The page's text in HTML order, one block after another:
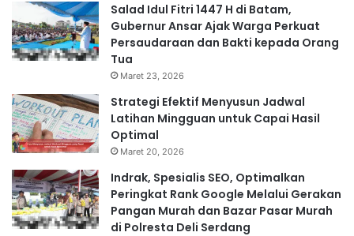
Salad Idul Fitri 1447 H di Batam,
Gubernur Ansar Ajak Warga Perkuat
Persaudaraan dan Bakti kepada Orang
Tua
Maret 23, 2026
Strategi Efektif Menyusun Jadwal
Latihan Mingguan untuk Capai Hasil
Optimal
Maret 20, 2026
Indrak, Spesialis SEO, Optimalkan
Peringkat Rank Google Melalui Gerakan
Pangan Murah dan Bazar Pasar Murah
di Polresta Deli Serdang